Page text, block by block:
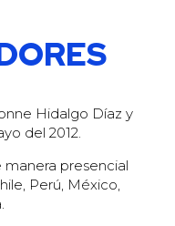
Hidalgo Díaz y
del 2012.
manera presencial
Perú, México,